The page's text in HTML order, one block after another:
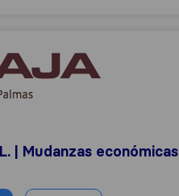
económicas
| Mudanzas económicas